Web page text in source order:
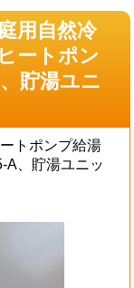
用自然冷
ートポン
貯湯ユニ
トポンプ給湯
A、貯湯ユニッ